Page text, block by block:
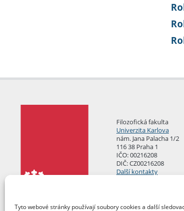
Tyto webové stránky používají soubory cookies a další
Filozofická fakulta
Univerzita Karlova
nám. Jana Palacha 1/2
116 38 Praha 1
IČO: 00216208
DIČ: CZ00216208
Další kontakty